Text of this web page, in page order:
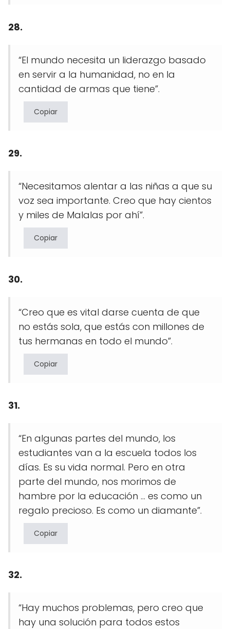
28.
“El mundo necesita un liderazgo basado
en servir a la humanidad, no en la
cantidad de armas que tiene”.
Copiar
29.
“Necesitamos alentar a las niñas a que su
voz sea importante. Creo que hay cientos
y miles de Malalas por ahí”.
Copiar
30.
“Creo que es vital darse cuenta de que
no estás sola, que estás con millones de
tus hermanas en todo el mundo”.
Copiar
31.
“En algunas partes del mundo, los
estudiantes van a la escuela todos los
días. Es su vida normal. Pero en otra
parte del mundo, nos morimos de
hambre por la educación … es como un
regalo precioso. Es como un diamante”.
Copiar
32.
“Hay muchos problemas, pero creo que
hay una solución para todos estos